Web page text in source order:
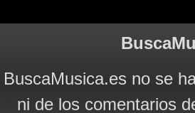
BuscaMusica.es no se
ni de los comentarios